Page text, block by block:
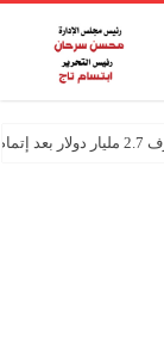
خفيفة